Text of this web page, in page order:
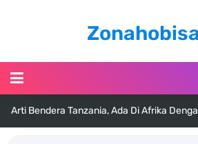
Arti Bendera Tanzania, Ada Di Afrika